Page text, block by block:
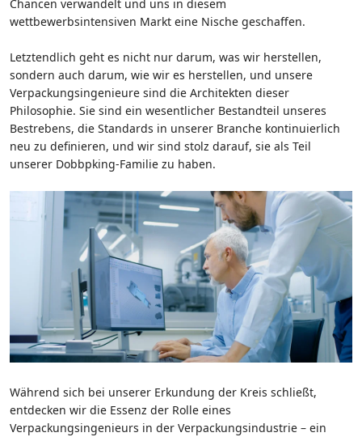
Chancen verwandelt und uns in diesem
wettbewerbsintensiven Markt eine Nische geschaffen.
Letztendlich geht es nicht nur darum, was wir herstellen,
sondern auch darum, wie wir es herstellen, und unsere
Verpackungsingenieure sind die Architekten dieser
Philosophie. Sie sind ein wesentlicher Bestandteil unseres
Bestrebens, die Standards in unserer Branche kontinuierlich
neu zu definieren, und wir sind stolz darauf, sie als Teil
unserer Dobbpking-Familie zu haben.
Während sich bei unserer Erkundung der Kreis schließt,
entdecken wir die Essenz der Rolle eines
Verpackungsingenieurs in der Verpackungsindustrie – ein